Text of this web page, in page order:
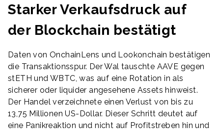
Starker Verkaufsdruck auf
der Blockchain bestätigt
Daten von OnchainLens und Lookonchain bestätigen
die Transaktionsspur. Der Wal tauschte AAVE gegen
stETH und WBTC, was auf eine Rotation in als
sicherer oder liquider angesehene Assets hinweist.
Der Handel verzeichnete einen Verlust von bis zu
13,75 Millionen US-Dollar. Dieser Schritt deutet auf
eine Panikreaktion und nicht auf Profitstreben hin und